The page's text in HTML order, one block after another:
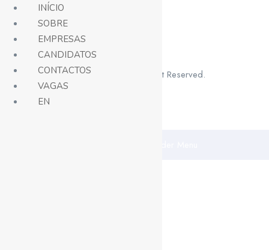
© 2021 Superio. All Right Reserved.
INÍCIO
SOBRE
EMPRESAS
CANDIDATOS
CONTACTOS
VAGAS
EN